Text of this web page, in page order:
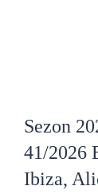
Sezon
41/2026
Ibiza,